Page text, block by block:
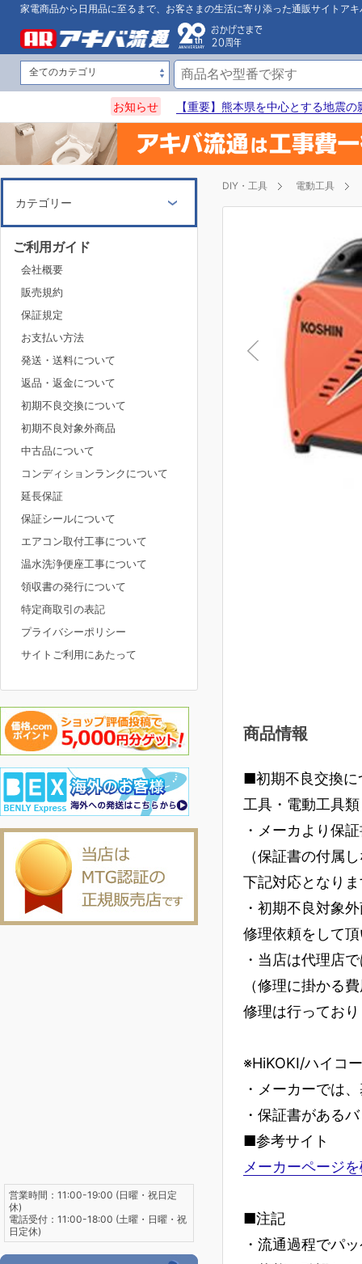
家電商品から日用品に至るまで、お客さまの生活に寄り添った通販サイトアキ
お知らせ 【重要】熊本県を中心とする地震
DIY・工具 電動工具
商品情報
■初期不良交換に
工具・電動工具
・メーカより保
（保証書の付属
下記対応となり
・初期不良対象
修理依頼をして
・当店は代理店
（修理に掛かる
修理は行ってお
※HiKOKI/ハイコ
・メーカーでは
・保証書がある
■参考サイト
メーカーページ
■注記
・流通過程でパ
カテゴリー
ご利用ガイド
会社概要
販売規約
保証規定
お支払い方法
発送・送料について
返品・返金について
初期不良交換について
初期不良対象外商品
中古品について
コンディションランクについて
延長保証
保証シールについて
エアコン取付工事について
温水洗浄便座工事について
領収書の発行について
特定商取引の表記
プライバシーポリシー
サイトご利用にあたって
営業時間：11:00-19:00 (日曜・祝日定
休)
電話受付：11:00-18:00 (土曜・日曜・祝
日定休)